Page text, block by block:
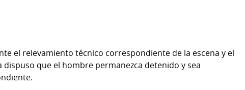
el relevamiento técnico correspondiente de la escena y el
que el hombre permanezca detenido y sea